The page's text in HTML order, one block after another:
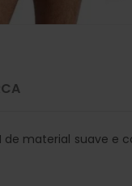
de material suave e